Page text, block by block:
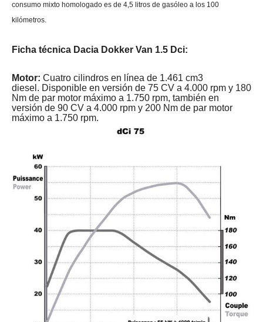
consumo mixto homologado es de 4,5 litros de gasóleo a los 100
kilómetros.
Ficha técnica Dacia Dokker Van 1.5 Dci:
Motor: Cuatro cilindros en línea de 1.461 cm3
diesel. Disponible en versión de 75 CV a 4.000 rpm y 180
Nm de par motor máximo a 1.750 rpm, también en
versión de 90 CV a 4.000 rpm y 200 Nm de par motor
máximo a 1.750 rpm.